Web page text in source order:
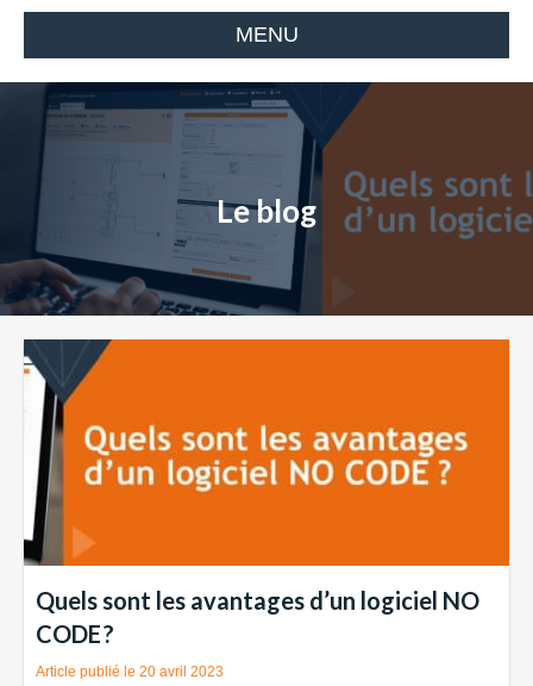
MENU
Le blog
Quels sont les avantages d’un logiciel NO
CODE ?
20 avril 2023